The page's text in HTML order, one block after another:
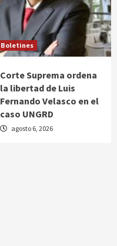
Boletines
Corte Suprema ordena
la libertad de Luis
Fernando Velasco en el
caso UNGRD
agosto 6, 2026